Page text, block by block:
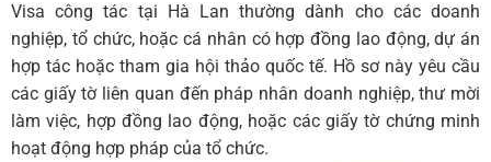
Visa công tác tại Hà Lan thường dành cho các doanh
nghiệp, tổ chức, hoặc cá nhân có hợp đồng lao động, dự án
hợp tác hoặc tham gia hội thảo quốc tế. Hồ sơ này yêu cầu
các giấy tờ liên quan đến pháp nhân doanh nghiệp, thư mời
làm việc, hợp đồng lao động, hoặc các giấy tờ chứng minh
hoạt động hợp pháp của tổ chức.